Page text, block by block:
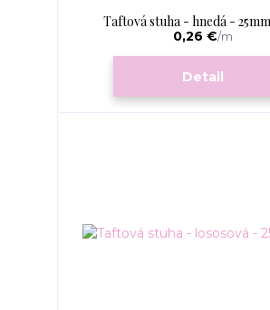
Taftová stuha - hnedá -
0,26 €/m
Detail